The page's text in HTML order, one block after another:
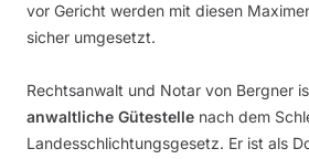
vor Gericht werden mit diesen
sicher umgesetzt.
Rechtsanwalt und Notar von Bergner
anwaltliche Gütestelle nach dem
Landesschlichtungsgesetz. Er ist als